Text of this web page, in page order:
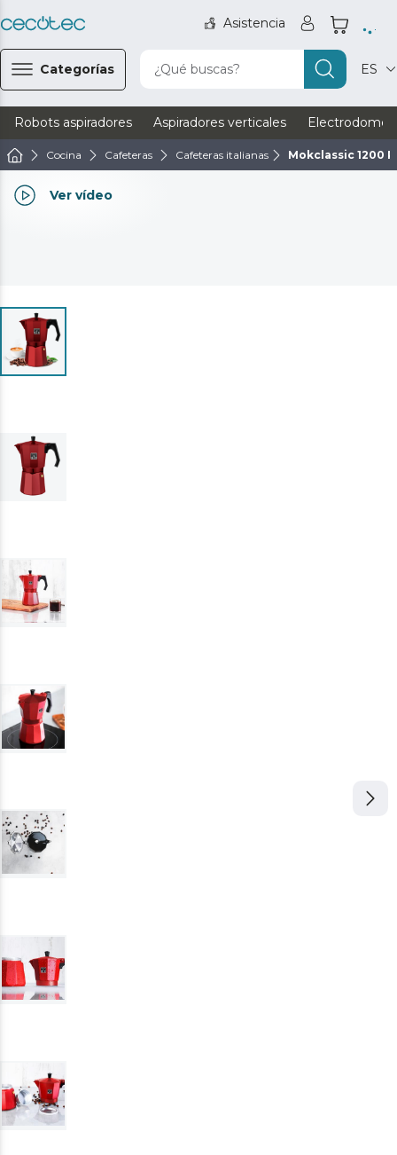
Asistencia
Categorías ¿Qué buscas? ES
Robots aspiradores Aspiradores verticales
Cocina Cafeteras Cafeteras italianas Mokclassic 1200
Ver vídeo